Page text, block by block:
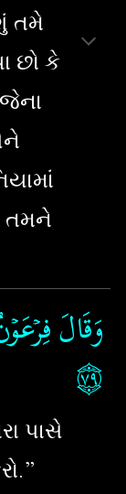
તમે
છો કે
وَقَالَ
۝٧٩
પાસે